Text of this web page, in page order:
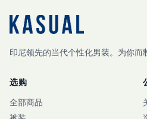
印尼领先的当代个性化男装。为你而
选购
全部商品